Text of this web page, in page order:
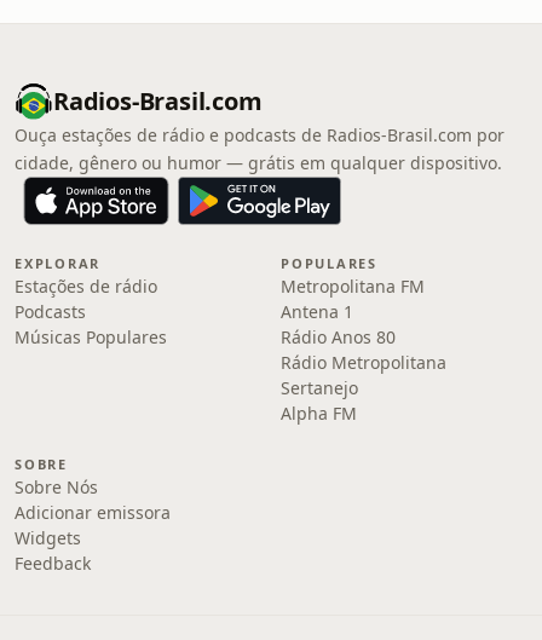
Radios-Brasil.com
Ouça estações de rádio e podcasts de Radios-Brasil.com por
cidade, gênero ou humor — grátis em qualquer dispositivo.
EXPLORAR
Estações de rádio
Podcasts
Músicas Populares
POPULARES
Metropolitana FM
Antena 1
Rádio Anos 80
Rádio Metropolitana
Sertanejo
Alpha FM
SOBRE
Sobre Nós
Adicionar emissora
Widgets
Feedback